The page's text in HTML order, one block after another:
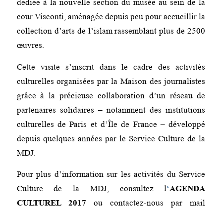
dédiée à la nouvelle section du musée au sein de la
cour Visconti, aménagée depuis peu pour accueillir la
collection d’arts de l’islam rassemblant plus de 2500
œuvres.
Cette visite s’inscrit dans le cadre des activités
culturelles organisées par la Maison des journalistes
grâce à la précieuse collaboration d’un réseau de
partenaires solidaires – notamment des institutions
culturelles de Paris et d’Île de France – développé
depuis quelques années par le Service Culture de la
MDJ.
Pour plus d’information sur les activités du Service
Culture de la MDJ, consultez l‘AGENDA
CULTUREL 2017 ou contactez-nous par mail